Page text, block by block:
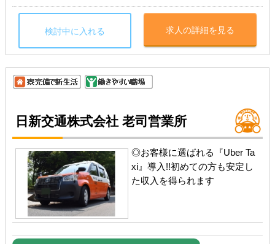
検討中に入れる 求人の詳細を見る
日新交通株式会社 老司営業所
◎お客様に選ばれる『Uber Ta
xi』導入!!初めての方も安定し
た収入を得られます